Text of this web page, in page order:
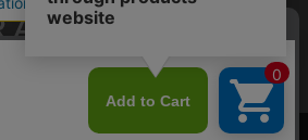
ドのユーズド・セレクトショップ